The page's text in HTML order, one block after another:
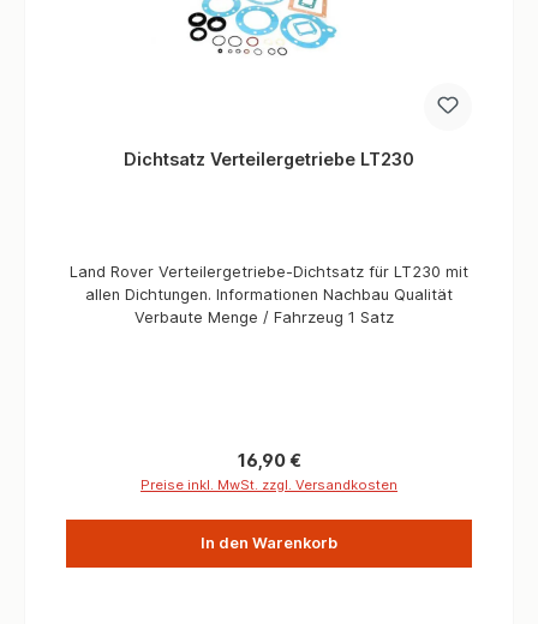
Dichtsatz Verteilergetriebe LT230
Land Rover Verteilergetriebe-Dichtsatz für LT230 mit
allen Dichtungen. Informationen Nachbau Qualität
Regulärer Preis:
16,90 €
Preise inkl. MwSt. zzgl. Versandkosten
In den Warenkorb